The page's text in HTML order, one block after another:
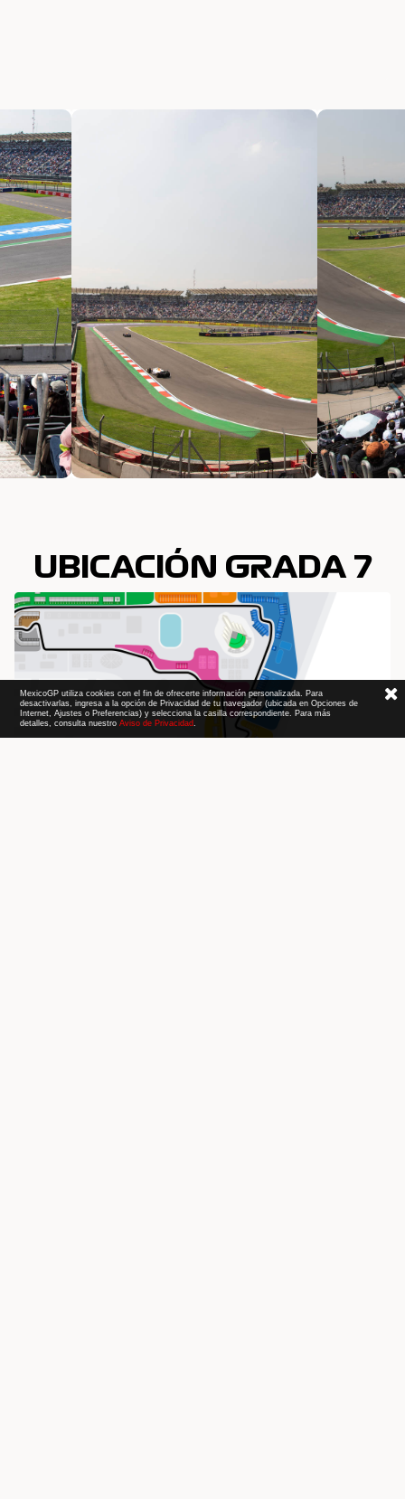
UBICACIÓN GRADA 7
MexicoGP utiliza cookies con el fin de ofrecerte información personalizada. Para
desactivarlas, ingresa a la opción de Privacidad de tu navegador (ubicada en Opciones de
Internet, Ajustes o Preferencias) y selecciona la casilla correspondiente. Para más
detalles, consulta nuestroAviso de Privacidad.